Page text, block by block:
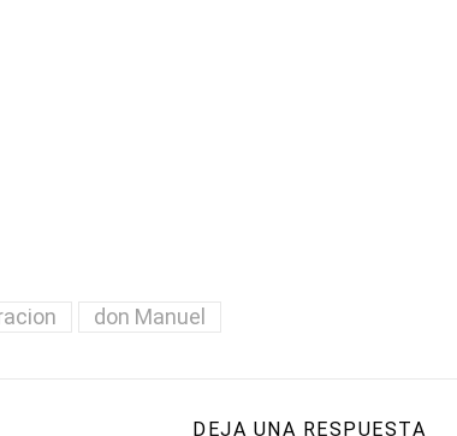
don Manuel
DEJA UNA RESPUESTA